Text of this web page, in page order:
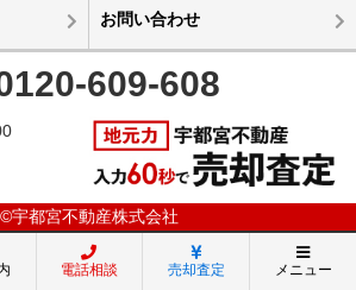
お問い合わせ
609-608
©宇都宮不動産株式会社
電話相談 売却査定 メニュー